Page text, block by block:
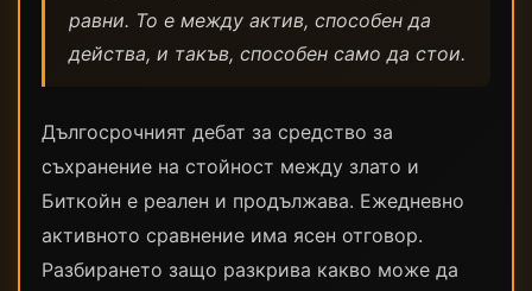
равни. То е между актив, способен да
действа, и такъв, способен само да стои.
Дългосрочният дебат за средство за
съхранение на стойност между злато и
Биткойн е реален и продължава. Ежедневно
активното сравнение има ясен отговор.
Разбирането защо разкрива какво може да